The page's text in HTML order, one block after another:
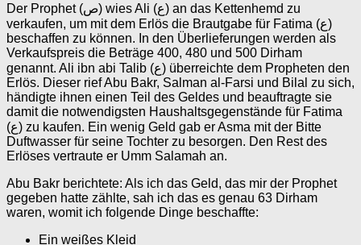
Der Prophet (ص) wies Ali (ع) an das Kettenhemd zu
verkaufen, um mit dem Erlös die Brautgabe für Fatima (ع)
beschaffen zu können. In den Überlieferungen werden als
Verkaufspreis die Beträge 400, 480 und 500 Dirham
genannt. Ali ibn abi Talib (ع) überreichte dem Propheten den
Erlös. Dieser rief Abu Bakr, Salman al-Farsi und Bilal zu sich,
händigte ihnen einen Teil des Geldes und beauftragte sie
damit die notwendigsten Haushaltsgegenstände für Fatima
(ع) zu kaufen. Ein wenig Geld gab er Asma mit der Bitte
Duftwasser für seine Tochter zu besorgen. Den Rest des
Erlöses vertraute er Umm Salamah an.
Abu Bakr berichtete: Als ich das Geld, das mir der Prophet
gegeben hatte zählte, sah ich das es genau 63 Dirham
waren, womit ich folgende Dinge beschaffte:
Ein weißes Kleid